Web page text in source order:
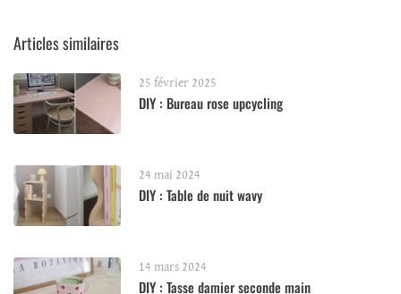
Articles similaires
25 février 2025
DIY : Bureau rose upcycling
24 mai 2024
DIY : Table de nuit wavy
14 mars 2024
DIY : Tasse damier seconde main